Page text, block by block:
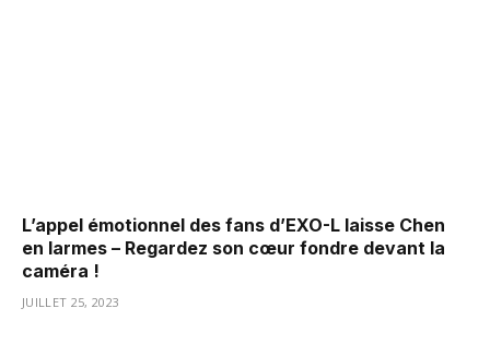
L’appel émotionnel des fans d’EXO-L laisse Chen
en larmes – Regardez son cœur fondre devant la
caméra !
JUILLET 25, 2023